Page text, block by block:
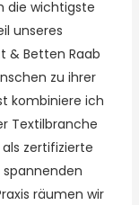
die wichtigste
unseres
& Betten Raab
zu ihrer
kombiniere ich
Textilbranche
zertifizierte
räumen wir